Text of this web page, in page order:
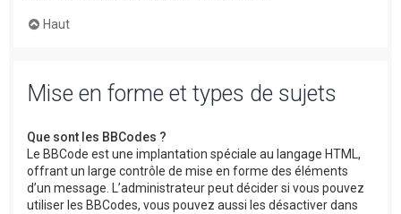
Haut
Mise en forme et types de sujets
Que sont les BBCodes ?
Le BBCode est une implantation spéciale au langage HTML,
offrant un large contrôle de mise en forme des éléments
d’un message. L’administrateur peut décider si vous pouvez
utiliser les BBCodes, vous pouvez aussi les désactiver dans